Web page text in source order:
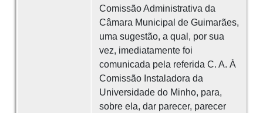
Comissão Administrativa da
Câmara Municipal de Guimarães,
uma sugestão, a qual, por sua
vez, imediatamente foi
comunicada pela referida C. A. À
Comissão Instaladora da
Universidade do Minho, para,
sobre ela, dar parecer, parecer